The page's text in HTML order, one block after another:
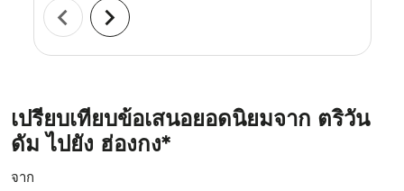
chevron_left chevron_right
เปรียบเทียบข้อเสนอยอดนิยมจาก ตริวัน
ดัม ไปยัง ฮ่องกง*
จาก